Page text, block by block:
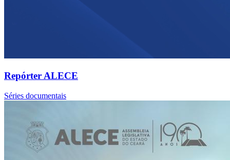
Repórter ALECE
Séries documentais